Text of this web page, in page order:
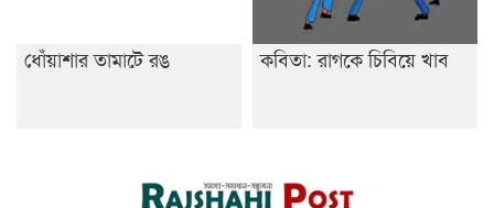
ধোঁয়াশার তামাটে রঙ কবিতা: রাগকে চিবিয়ে খাব